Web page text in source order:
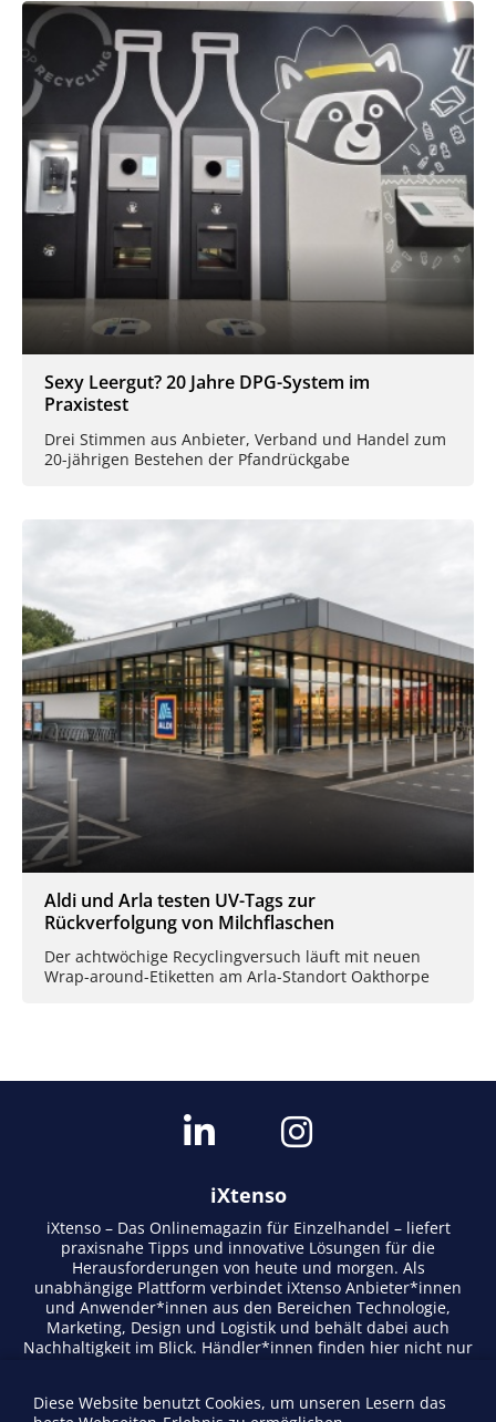
Sexy Leergut? 20 Jahre DPG-System im
Praxistest
Drei Stimmen aus Anbieter, Verband und Handel zum
20-jährigen Bestehen der Pfandrückgabe
Aldi und Arla testen UV-Tags zur
Rückverfolgung von Milchflaschen
Der achtwöchige Recyclingversuch läuft mit neuen
Wrap-around-Etiketten am Arla-Standort Oakthorpe
iXtenso
iXtenso – Das Onlinemagazin für Einzelhandel – liefert
praxisnahe Tipps und innovative Lösungen für die
Herausforderungen von heute und morgen. Als
unabhängige Plattform verbindet iXtenso Anbieter*innen
und Anwender*innen aus den Bereichen Technologie,
Marketing, Design und Logistik und behält dabei auch
Nachhaltigkeit im Blick. Händler*innen finden hier nicht nur
lebendigen Schreibstil und relevantem Content fördert das
Diese Website benutzt Cookies, um unseren Lesern das